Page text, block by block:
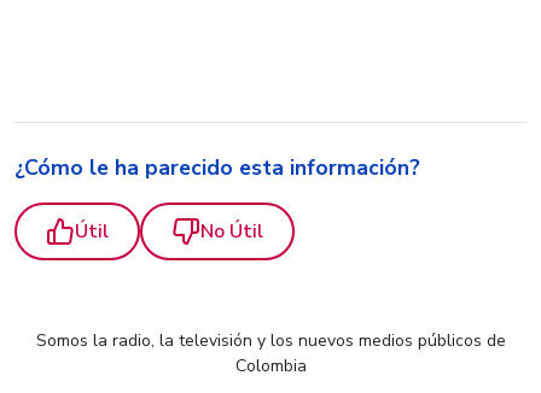
¿Cómo le ha parecido esta información?
Útil No Útil
Somos la radio, la televisión y los nuevos medios públicos de
Colombia